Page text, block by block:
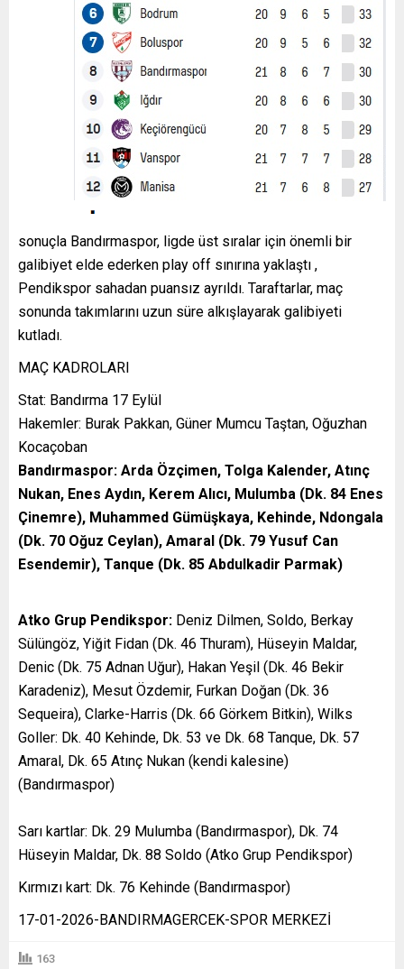
sonuçla Bandırmaspor, ligde üst sıralar için önemli bir
galibiyet elde ederken play off sınırına yaklaştı ,
Pendikspor sahadan puansız ayrıldı. Taraftarlar, maç
sonunda takımlarını uzun süre alkışlayarak galibiyeti
kutladı.
MAÇ KADROLARI
Stat: Bandırma 17 Eylül
Hakemler: Burak Pakkan, Güner Mumcu Taştan, Oğuzhan
Kocaçoban
Bandırmaspor: Arda Özçimen, Tolga Kalender, Atınç
Nukan, Enes Aydın, Kerem Alıcı, Mulumba (Dk. 84 Enes
Çinemre), Muhammed Gümüşkaya, Kehinde, Ndongala
(Dk. 70 Oğuz Ceylan), Amaral (Dk. 79 Yusuf Can
Esendemir), Tanque (Dk. 85 Abdulkadir Parmak)
Atko Grup Pendikspor: Deniz Dilmen, Soldo, Berkay
Sülüngöz, Yiğit Fidan (Dk. 46 Thuram), Hüseyin Maldar,
Denic (Dk. 75 Adnan Uğur), Hakan Yeşil (Dk. 46 Bekir
Karadeniz), Mesut Özdemir, Furkan Doğan (Dk. 36
Sequeira), Clarke-Harris (Dk. 66 Görkem Bitkin), Wilks
Goller: Dk. 40 Kehinde, Dk. 53 ve Dk. 68 Tanque, Dk. 57
Amaral, Dk. 65 Atınç Nukan (kendi kalesine)
(Bandırmaspor)
Sarı kartlar: Dk. 29 Mulumba (Bandırmaspor), Dk. 74
Hüseyin Maldar, Dk. 88 Soldo (Atko Grup Pendikspor)
Kırmızı kart: Dk. 76 Kehinde (Bandırmaspor)
17-01-2026-BANDIRMAGERCEK-SPOR MERKEZİ
163